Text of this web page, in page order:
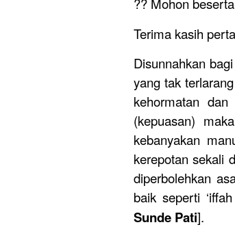
Terima kasih
Disunnahkan
yang tak
kehormatan
(kepuasan)
kebanyakan
kerepotan sekali
diperbolehkan
baik seperti
Sunde Pati].